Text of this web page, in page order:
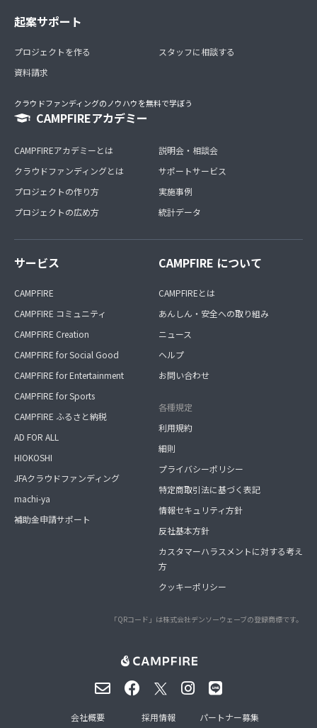
起案サポート
プロジェクトを作る
資料請求
スタッフに相談する
クラウドファンディングのノウハウを無料で学ぼう
CAMPFIREアカデミー
CAMPFIREアカデミーとは
クラウドファンディングとは
プロジェクトの作り方
プロジェクトの広め方
説明会・相談会
サポートサービス
実施事例
統計データ
サービス
CAMPFIRE
CAMPFIRE コミュニティ
CAMPFIRE Creation
CAMPFIRE for Social Good
CAMPFIRE for Entertainment
CAMPFIRE for Sports
CAMPFIRE ふるさと納税
AD FOR ALL
HIOKOSHI
JFAクラウドファンディング
machi-ya
補助金申請サポート
CAMPFIRE について
CAMPFIREとは
あんしん・安全への取り組み
ニュース
ヘルプ
お問い合わせ
各種規定
利用規約
細則
プライバシーポリシー
特定商取引法に基づく表記
情報セキュリティ方針
反社基本方針
カスタマーハラスメントに対する考え
方
クッキーポリシー
「QRコード」は株式会社デンソーウェーブの登録商標です。
会社概要 採用情報 パートナー募集